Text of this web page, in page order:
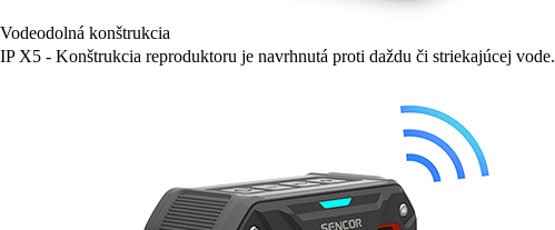
Vodeodolná konštrukcia
IP X5 - Konštrukcia reproduktoru je navrhnutá proti daždu či striekajúcej vode.